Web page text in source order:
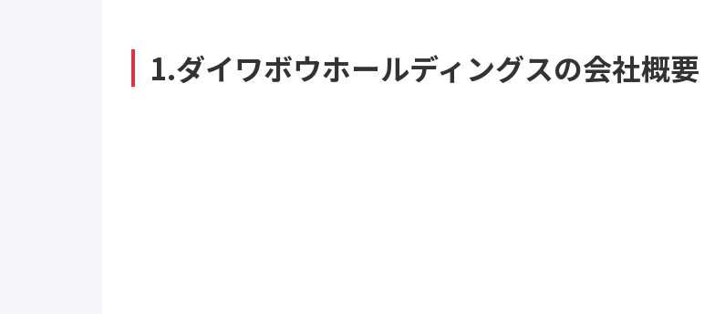
1.ダイワボウホールディングスの会社概要